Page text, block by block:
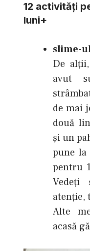
12 activităţi
luni+
slime-
De
avut
de mai
două
şi un
pune
pentru
atenţie,
Alte
acasă